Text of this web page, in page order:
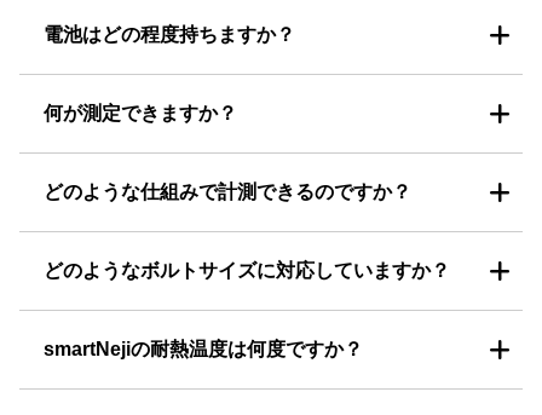
電池はどの程度持ちますか？
何が測定できますか？
どのような仕組みで計測できるのですか？
どのようなボルトサイズに対応していますか？
smartNejiの耐熱温度は何度ですか？